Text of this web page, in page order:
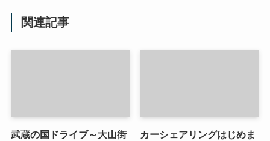
関連記事
武蔵の国ドライブ～大山街
カーシェアリングはじめま